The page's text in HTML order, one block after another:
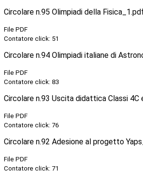
Circolare n.95 Olimpiadi della
File PDF
Contatore click: 51
Circolare n.94 Olimpiadi italiane di
File PDF
Contatore click: 83
Circolare n.93 Uscita didattica Classi 4C
File PDF
Contatore click: 76
Circolare n.92 Adesione al progetto
File PDF
Contatore click: 71